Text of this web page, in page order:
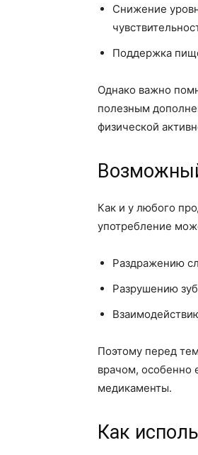
Снижение
Поддержка
Однако важно
полезным
физической
Как и у любого
употребление
Раздражению
Разрушению
Поэтому перед
врачом, особенно
медикаменты.
Как